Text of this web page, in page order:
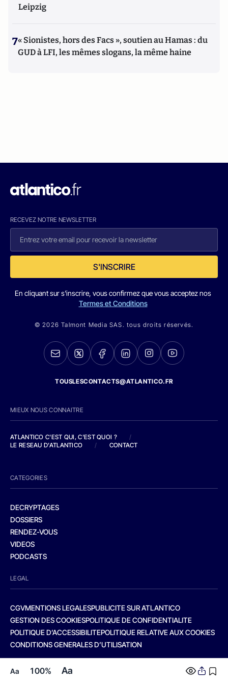
Aa 100% Aa
Leipzig
7« Sionistes, hors des Facs », soutien au Hamas : du
GUD à LFI, les mêmes slogans, la même haine
RECEVEZ NOTRE NEWSLETTER
S'INSCRIRE
En cliquant sur s'inscrire, vous confirmez que vous acceptez nos
Termes et Conditions
© 2026 Talmont Media SAS. tous droits réservés.
TOUSLESCONTACTS@ATLANTICO.FR
MIEUX NOUS CONNAITRE
ATLANTICO C'EST QUI, C'EST QUOI ?
/
LE RESEAU D'ATLANTICO
/ CONTACT
CATEGORIES
DECRYPTAGES
DOSSIERS
RENDEZ-VOUS
VIDEOS
PODCASTS
LEGAL
CGVMENTIONS LEGALESPUBLICITE SUR ATLANTICO
GESTION DES COOKIESPOLITIQUE DE CONFIDENTIALITE
POLITIQUE D’ACCESSIBILITEPOLITIQUE RELATIVE AUX COOKIES
CONDITIONS GENERALES D’UTILISATION